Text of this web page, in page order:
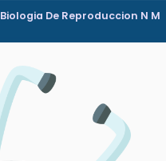
Biologia De Reproduccion N M